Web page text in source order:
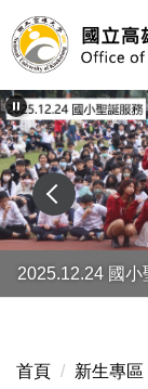
跳
到
主
要
內
容
區
2025.12.24 國小
首頁 新生專區